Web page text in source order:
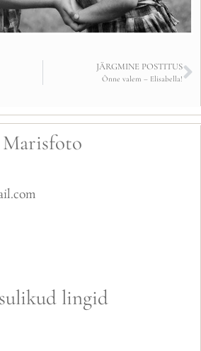
JÄRGMINE POSTITUS
Õnne valem – Elisabella!
Marisfoto
lingid